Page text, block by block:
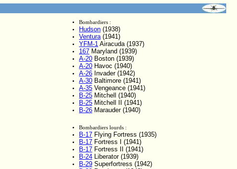
Bombardiers :
Hudson (1938)
Ventura (1941)
YFM-1 Airacuda (1937)
167 Maryland (1939)
A-20 Boston (1939)
A-20 Havoc (1940)
A-26 Invader (1942)
A-30 Baltimore (1941)
A-35 Vengeance (1941)
B-25 Mitchell (1940)
B-25 Mitchell II (1941)
B-26 Marauder (1940)
Bombardiers lourds :
B-17 Flying Fortress (1935)
B-17 Fortress I (1941)
B-17 Fortress II (1941)
B-24 Liberator (1939)
B-29 Superfortress (1942)